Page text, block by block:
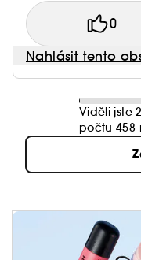
0
Nahlásit tento
Viděli jste
počtu 458